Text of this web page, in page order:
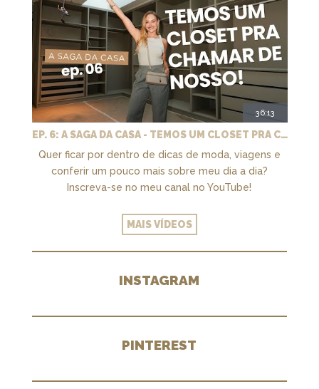
36:13
EP. 6: A SAGA DA CASA - TEMOS UM CLOSET PRA CHAMAR DE NOSSO + MARCENARIA E PAISAGISMO
Quer ficar por dentro de dicas de moda, viagens e
conferir um pouco mais sobre meu dia a dia?
Inscreva-se no meu canal no YouTube!
MAIS VÍDEOS
INSTAGRAM
PINTEREST